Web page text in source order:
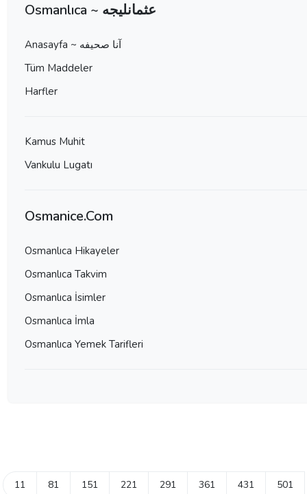
Osmanlıca ~ عثمانليجه
Anasayfa ~ آنا صحيفه
Tüm Maddeler
Harfler
Kamus Muhit
Vankulu Lugatı
Osmanice.Com
Osmanlıca Hikayeler
Osmanlıca Takvim
Osmanlıca İsimler
Osmanlıca İmla
Osmanlıca Yemek Tarifleri
11 81 151 221 291 361 431 501